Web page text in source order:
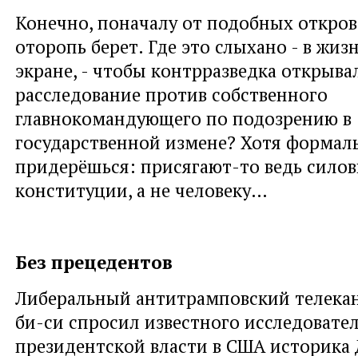
Конечно, поначалу от подобных
оторопь берет. Где это слыхано - в
экране, - чтобы контрразведка
расследование против собственного
главнокомандующего по подозрению в
государственной измене? Хотя
придерёшься: присягают-то ведь
конституции, а не человеку…
Без прецедентов
Либеральный антитрамповский
би-си спросил известного
президентской власти в США